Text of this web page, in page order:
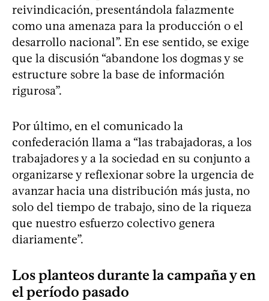
reivindicación, presentándola falazmente
como una amenaza para la producción o el
desarrollo nacional”. En ese sentido, se exige
que la discusión “abandone los dogmas y se
estructure sobre la base de información
rigurosa”.
Por último, en el comunicado la
confederación llama a “las trabajadoras, a los
trabajadores y a la sociedad en su conjunto a
organizarse y reflexionar sobre la urgencia de
avanzar hacia una distribución más justa, no
solo del tiempo de trabajo, sino de la riqueza
que nuestro esfuerzo colectivo genera
diariamente”.
Los planteos durante la campaña y en
el período pasado